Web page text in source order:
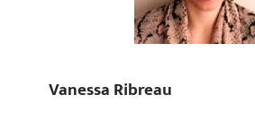
Vanessa Ribreau